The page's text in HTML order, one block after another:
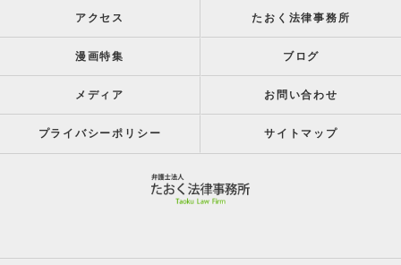
アクセス たおく法律事務所
漫画特集 ブログ
メディア お問い合わせ
プライバシーポリシー サイトマップ